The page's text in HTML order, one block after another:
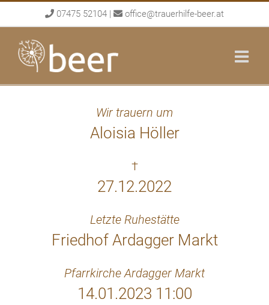
to
content
07475 52104 | office@trauerhilfe-beer.at
Wir trauern um
Aloisia Höller
†
27.12.2022
Letzte Ruhestätte
Friedhof Ardagger Markt
Pfarrkirche Ardagger Markt
14.01.2023 11:00